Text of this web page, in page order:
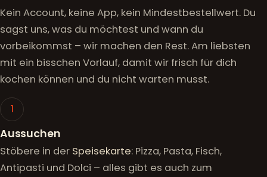
Kein Account, keine App, kein Mindestbestellwert. Du
sagst uns, was du möchtest und wann du
vorbeikommst – wir machen den Rest. Am liebsten
mit ein bisschen Vorlauf, damit wir frisch für dich
kochen können und du nicht warten musst.
1
Aussuchen
Stöbere in der Speisekarte: Pizza, Pasta, Fisch,
Antipasti und Dolci – alles gibt es auch zum